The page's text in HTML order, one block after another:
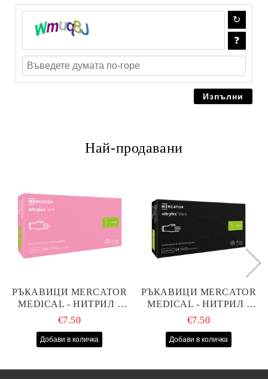
Най-продавани
РЪКАВИЦИ MERCATOR
MEDICAL - НИТРИЛ -
РОЗОВИ - S - 100БР
€7.50
РЪКАВИЦИ MERCATOR
MEDICAL - НИТРИЛ -
ЧЕРНИ - S - 100БР
€7.50